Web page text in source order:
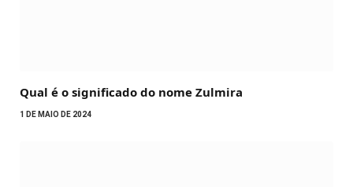
Qual é o significado do nome Zulmira
1 DE MAIO DE 2024